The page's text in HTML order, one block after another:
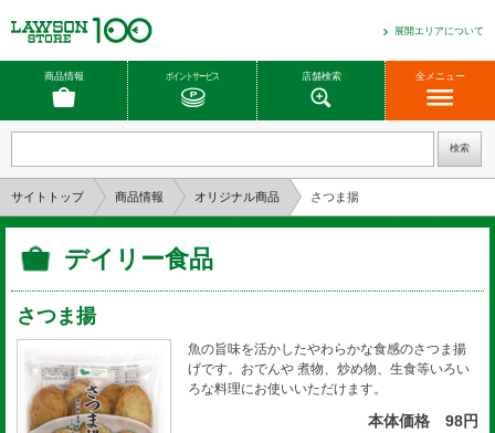
展開エリアについて
商品情報 ポイントサービス 店舗検索 全メニュー
サイトトップ 商品情報 オリジナル商品 さつま揚
デイリー食品
さつま揚
魚の旨味を活かしたやわらかな食感のさつま揚
げです。おでんや 煮物、炒め物、生食等いろい
ろな料理にお使いいただけます。
本体価格 98円